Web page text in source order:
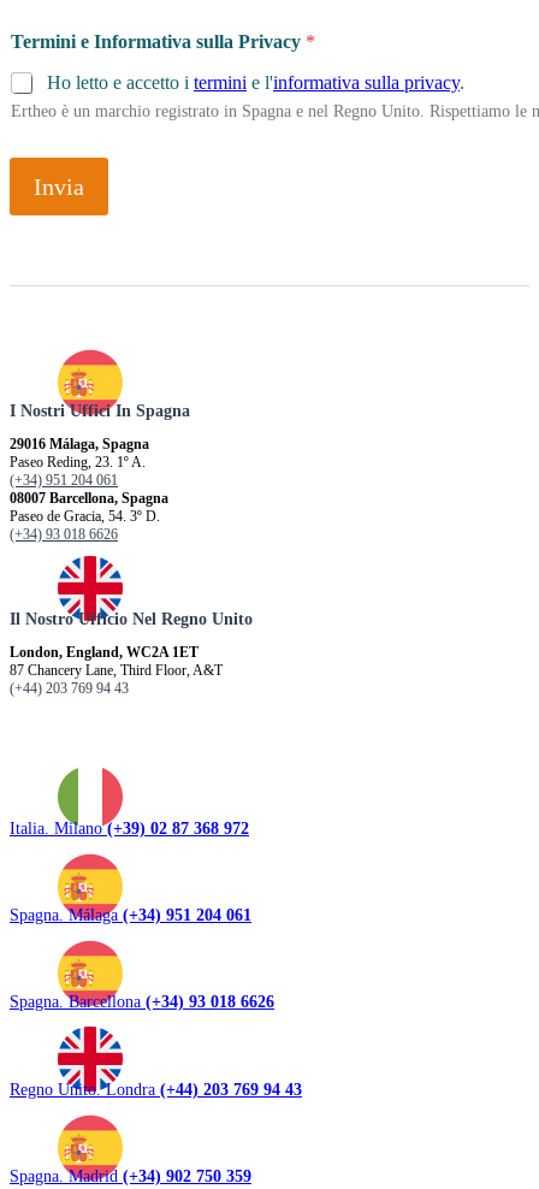
Termini e Informativa sulla Privacy *
Ho letto e accetto i termini e l'informativa sulla privacy.
Ertheo è un marchio registrato in Spagna e nel Regno Unito. Rispettiamo
Invia
I Nostri Uffici In Spagna
29016 Málaga, Spagna
Paseo Reding, 23. 1º A.
(+34) 951 204 061
08007 Barcellona, ​​Spagna
Paseo de Gracia, 54. 3º D.
(+34) 93 018 6626
Il Nostro Ufficio Nel Regno Unito
London, England, WC2A 1ET
87 Chancery Lane, Third Floor, A&T
(+44) 203 769 94 43
Italia. Milano(+39) 02 87 368 972
Spagna. Málaga (+34) 951 204 061
Spagna. Barcellona (+34) 93 018 6626
Regno Unito. Londra (+44) 203 769 94 43
Spagna. Madrid (+34) 902 750 359